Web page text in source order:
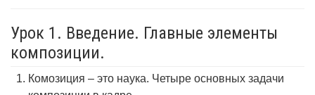
Урок 1. Введение. Главные элементы
композиции.
Комозиция – это наука. Четыре основных задачи